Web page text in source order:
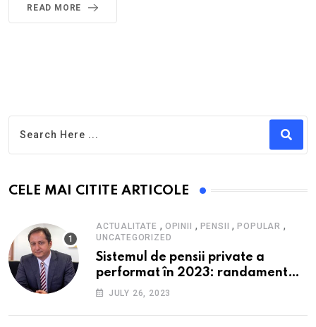
READ MORE
CELE MAI CITITE ARTICOLE
ACTUALITATE , OPINII , PENSII ,POPULAR ,
UNCATEGORIZED
Sistemul de pensii private a
performat în 2023: randament
peste inflație, active și plăți la
cadrul ofertei Hidroelectrica,
JULY 26, 2023